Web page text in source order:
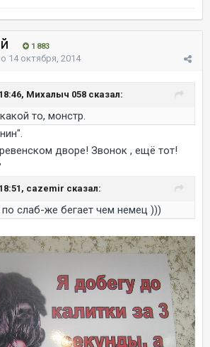
1 883
14 октября, 2014
Михалыч 058 сказал:
то, монстр.
дворе! Звонок , ещё тот!
cazemir сказал:
слаб-же бегает чем немец )))